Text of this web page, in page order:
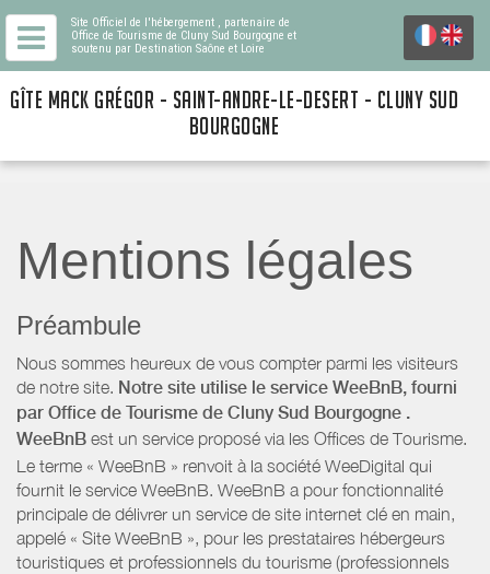
Site Officiel de l'hébergement , partenaire de
Office de Tourisme de Cluny Sud Bourgogne et
soutenu par Destination Saône et Loire
GÎTE MACK GRÉGOR - SAINT-ANDRE-LE-DESERT - CLUNY SUD
BOURGOGNE
Mentions légales
Préambule
Nous sommes heureux de vous compter parmi les visiteurs
de notre site. Notre site utilise le service WeeBnB, fourni
par Office de Tourisme de Cluny Sud Bourgogne .
WeeBnB est un service proposé via les Offices de Tourisme.
Le terme « WeeBnB » renvoit à la société WeeDigital qui
fournit le service WeeBnB. WeeBnB a pour fonctionnalité
principale de délivrer un service de site internet clé en main,
appelé « Site WeeBnB », pour les prestataires hébergeurs
touristiques et professionnels du tourisme (professionnels